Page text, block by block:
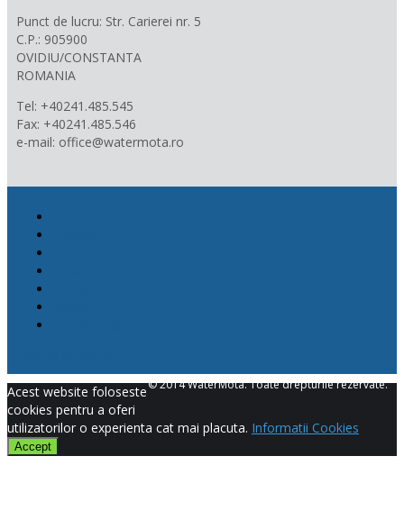
Punct de lucru: Str. Carierei nr. 5
C.P.: 905900
OVIDIU/CONSTANTA
ROMANIA
Tel: +40241.485.545
Fax: +40241.485.546
e-mail: office@watermota.ro
© 2014 WaterMota. Toate drepturile rezervate.
Acest website foloseste
cookies pentru a oferi
utilizatorilor o experienta cat mai placuta. Informatii Cookies
Accept